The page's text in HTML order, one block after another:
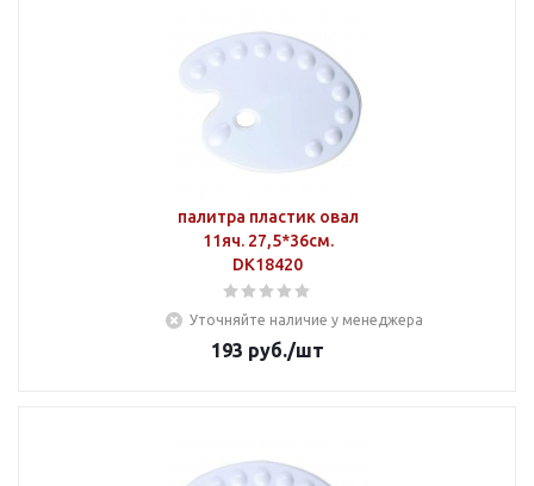
палитра пластик овал
11яч. 27,5*36см.
DK18420
Уточняйте наличие у менеджера
193 руб./шт